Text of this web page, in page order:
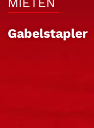
Gabelstapler